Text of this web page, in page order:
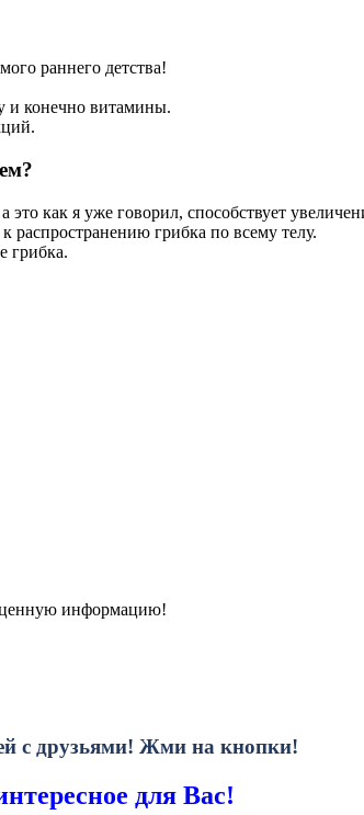
раннего детства!
и конечно витамины.
это как я уже говорил, способствует
распространению грибка по всему телу.
грибка.
ценную информацию!
с друзьями! Жми на кнопки!
для Вас!